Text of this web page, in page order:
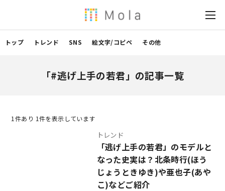
トップ トレンド SNS 絵文字/コピペ その他
「#逃げ上手の若君」の記事一覧
1 件あり 1件を表示しています
トレンド
「逃げ上手の若君」のモデルと
なった史実は？北条時行(ほう
じょうときゆき)や亜也子(あや
こ)などご紹介